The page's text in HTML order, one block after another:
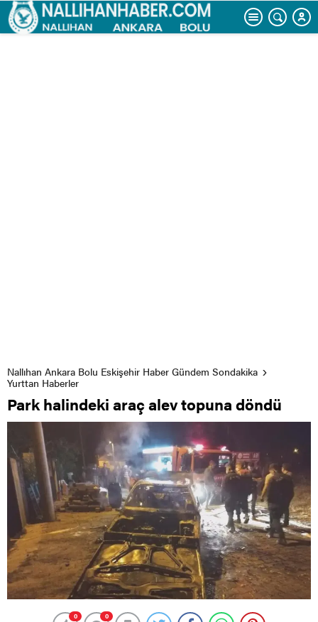
Nallıhan Ankara Bolu Eskişehir Haber Gündem Sondakika
Yurttan Haberler
Park halindeki araç alev topuna döndü
0 0